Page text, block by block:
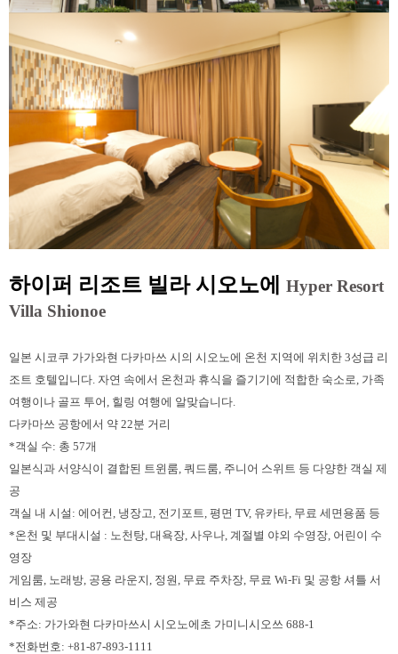
하이퍼 리조트 빌라 시오노에
Hyper Resort
Villa Shionoe
일본 시코쿠 가가와현 다카마쓰 시의 시오노에 온천 지역에 위치한 3성급 리
조트 호텔입니다. 자연 속에서 온천과 휴식을 즐기기에 적합한 숙소로, 가족
여행이나 골프 투어, 힐링 여행에 알맞습니다.
다카마쓰 공항에서 약 22분 거리
*객실 수: 총 57개
일본식과 서양식이 결합된 트윈룸, 쿼드룸, 주니어 스위트 등 다양한 객실 제
공
객실 내 시설: 에어컨, 냉장고, 전기포트, 평면 TV, 유카타, 무료 세면용품 등
*온천 및 부대시설 : 노천탕, 대욕장, 사우나, 계절별 야외 수영장, 어린이 수
영장
게임룸, 노래방, 공용 라운지, 정원, 무료 주차장, 무료 Wi-Fi 및 공항 셔틀 서
비스 제공
*주소: 가가와현 다카마쓰시 시오노에초 가미니시오쓰 688-1
*전화번호: +81-87-893-1111